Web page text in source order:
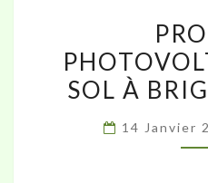
SOL À
14 Janvier